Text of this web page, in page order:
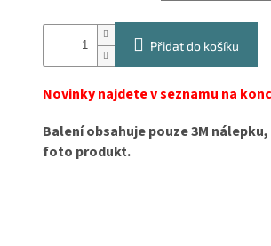
Přidat do košíku
Novinky najdete v seznamu na
Balení obsahuje pouze 3M
foto produkt.